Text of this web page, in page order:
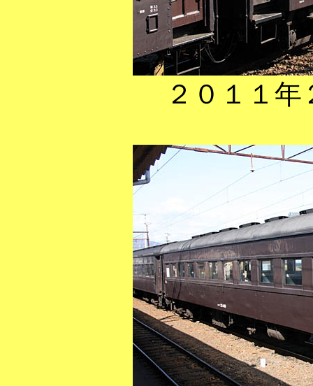
２０１１